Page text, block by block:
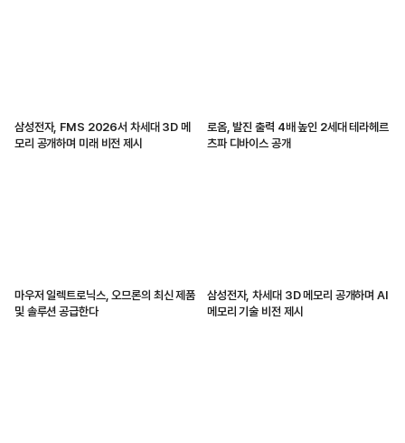
삼성전자, FMS 2026서 차세대 3D 메
모리 공개하며 미래 비전 제시
로옴, 발진 출력 4배 높인 2세대 테라헤르
츠파 디바이스 공개
마우저 일렉트로닉스, 오므론의 최신 제품
및 솔루션 공급한다
삼성전자, 차세대 3D 메모리 공개하며 AI
메모리 기술 비전 제시